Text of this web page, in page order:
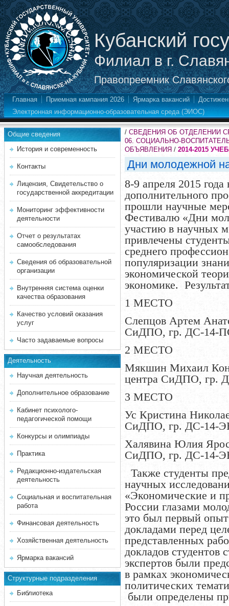
Кубанский
Филиал в г.
Правопреемник
Главная Приемная кампания 2026 Ярмарка вакансий
Электронная информационно-образовательная среда (ЭИОС)
Общие сведения
История и современность
Контакты
Лицензия, Свидетельство о
государственной аккредитации
Мониторинг эффективности
деятельности
Отчет о результатах
самообследования
Сведения об образовательной
организации
Внутренняя система оценки
качества образования
Качество условий оказания
услуг
Часто задаваемые вопросы
Деятельность
Научная деятельность
Дополнительное образование
Кабинет психолого-
педагогической помощи
Конкурсы и олимпиады
Практика
Редакционно-издательская
деятельность
Социальная и воспитательная
работа
Финансовая деятельность
Хозяйственная деятельность
Ярмарка вакансий
Структурные подразделения
Библиотека
/ СВЕДЕНИЯ ОБ ОТДЕЛЕНИИ
06. СОЦИАЛЬНО-
ОБЪЯВЛЕНИЯ / 2014-2015
Дни молодежной
8-9 апреля 2015
дополнительного
прошли научные
Фестивалю «Дни
участию в научных
привлечены
среднего
популяризации
экономической
экономике.
1 МЕСТО
Слепцов Артем
СиДПО, гр. ДС-14-
2 МЕСТО
Мякшин Михаил
центра СиДПО, гр.
3 МЕСТО
Ус Кристина
СиДПО, гр. ДС-14-
Халявина Юлия
СиДПО, гр. ДС-14-
Также студенты
научных
«Экономические и
России глазами
это был первый
докладами перед
представленных
докладов студентов
экспертов были
в рамках
политических
были определены